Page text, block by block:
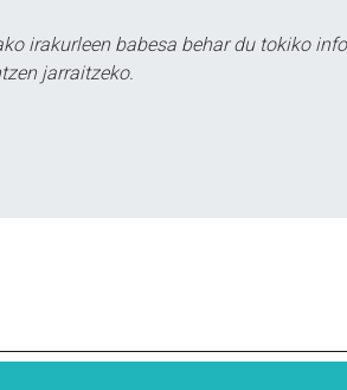
irakurleen babesa behar du tokiko
jarraitzeko.